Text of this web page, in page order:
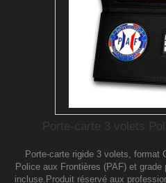
Porte-carte 3 volets
Porte-carte rigide 3 volets, format
Police aux Frontières (PAF) et
incluse.Produit réservé aux